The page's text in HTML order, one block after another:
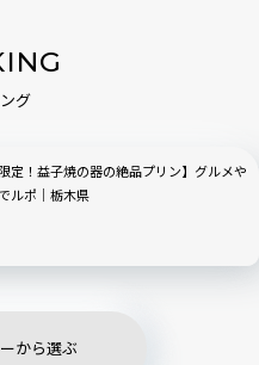
グ
定！益子焼の器の絶品プリン】グルメや
ルポ｜栃木県
から選ぶ